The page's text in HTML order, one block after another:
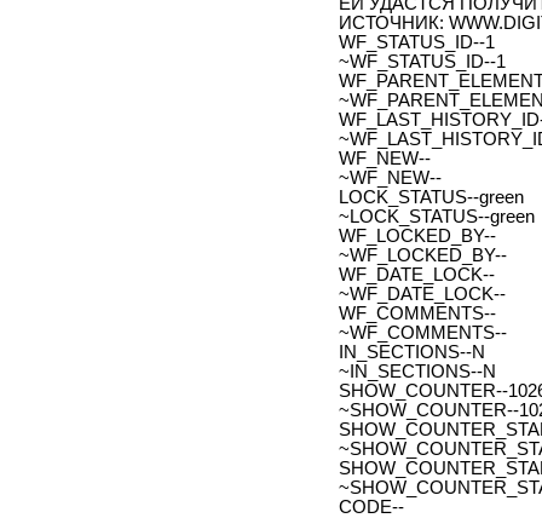
ЕЙ УДАСТСЯ
ИСТОЧНИК:
WF_STATUS_ID--1
~WF_STATUS_ID--1
WF_NEW--
~WF_NEW--
LOCK_STATUS--green
~LOCK_STATUS--green
WF_LOCKED_BY--
~WF_LOCKED_BY--
WF_DATE_LOCK--
~WF_DATE_LOCK--
WF_COMMENTS--
~WF_COMMENTS--
IN_SECTIONS--N
~IN_SECTIONS--N
SHOW_COUNTER--
~SHOW_COUNTER--
CODE--